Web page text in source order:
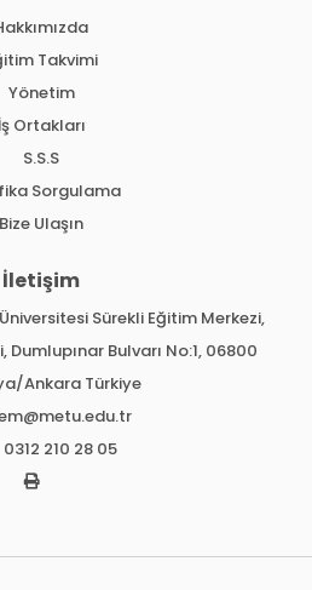
Takvimi
Yönetim
İş Ortakları
S.S.S
Sorgulama
Bize Ulaşın
İletişim
Sürekli Eğitim Merkezi,
Bulvarı No:1, 06800
Ankara Türkiye
0312 210 28 05